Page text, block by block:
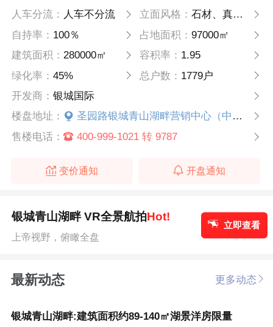
人车分流： 人车不分流 立面风格： 石材、真石漆
自持率： 100％ 占地面积： 97000㎡
建筑面积：280000㎡ 容积率： 1.95
绿化率：45% 总户数： 1779户
开发商：银城国际
楼盘地址：
圣园路银城青山湖畔营销中心（中都青山湖畔大酒店西侧）
售楼电话：
400-999-1021 转 9787
变价通知 开盘通知
银城青山湖畔 VR全景航拍Hot!
上帝视野，俯瞰全盘
立即查看
最新动态 更多动态
银城青山湖畔:建筑面积约89-140㎡湖景洋房限量